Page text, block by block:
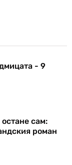
- 9
сам:
роман